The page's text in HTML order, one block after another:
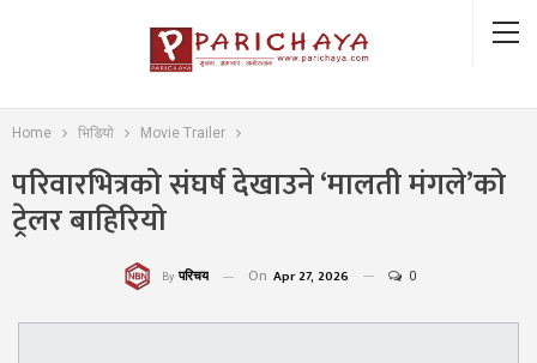
Home भिडियो Movie Trailer
परिवारभित्रको संघर्ष देखाउने ‘मालती मंगले’को
ट्रेलर बाहिरियो
By परिचय On Apr 27, 2026 0